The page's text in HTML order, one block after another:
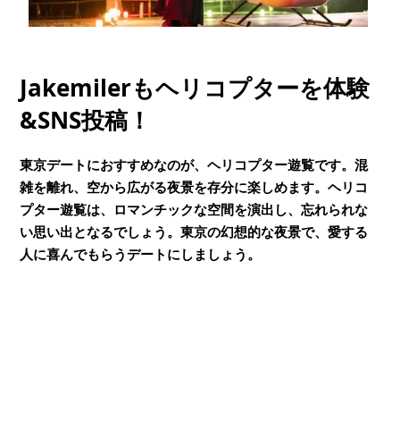
Jakemilerもヘリコプターを体験
&SNS投稿！
東京デートにおすすめなのが、ヘリコプター遊覧です。混
雑を離れ、空から広がる夜景を存分に楽しめます。ヘリコ
プター遊覧は、ロマンチックな空間を演出し、忘れられな
い思い出となるでしょう。東京の幻想的な夜景で、愛する
人に喜んでもらうデートにしましょう。